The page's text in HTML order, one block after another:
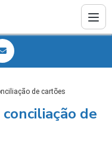
de cartões
de